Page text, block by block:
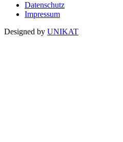
Datenschutz
Impressum
Designed by UNIKAT